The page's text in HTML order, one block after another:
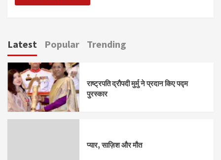
Latest Popular Trending
राष्ट्रपति द्रौपदी मुर्मु ने प्रदान किए पद्म
पुरस्कार
प्यार, साज़िश और मौत